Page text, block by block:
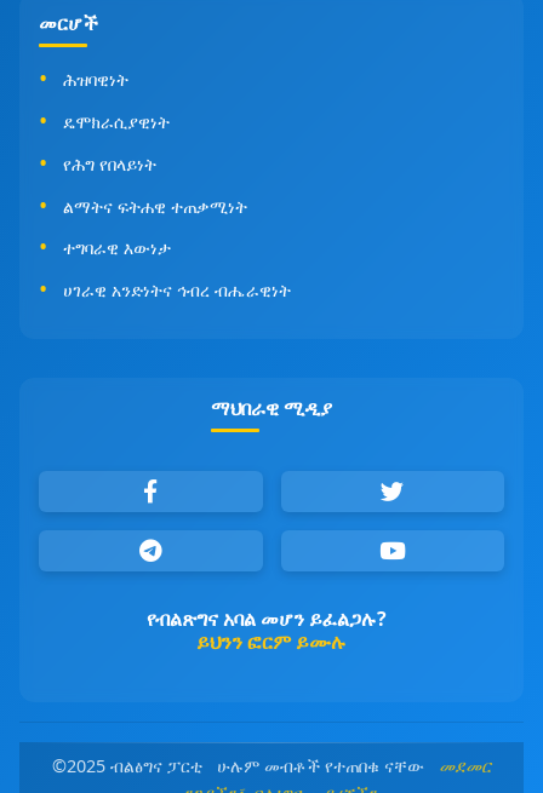
መርሆች
ሕዝባዊነት
ዴሞክራሲያዊነት
የሕግ የበላይነት
ልማትና ፍትሐዊ ተጠቃሚነት
ተግባራዊ እውነታ
ሀገራዊ አንድነትና ኅብረ ብሔራዊነት
ማህበራዊ ሚዲያ
የብልጽግና አባል መሆን ይፈልጋሉ?
ይህንን ፎርም ይሙሉ
©2025 ብልፅግና ፓርቲ ሁሉም መብቶች የተጠበቁ ናቸው መደመር